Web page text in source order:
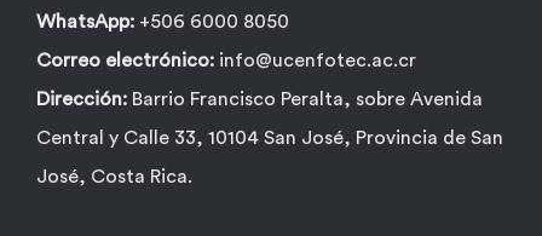
WhatsApp: +506 6000 8050
Correo electrónico: info@ucenfotec.ac.cr
Dirección: Barrio Francisco Peralta, sobre Avenida
Central y Calle 33, 10104 San José, Provincia de San
José, Costa Rica.